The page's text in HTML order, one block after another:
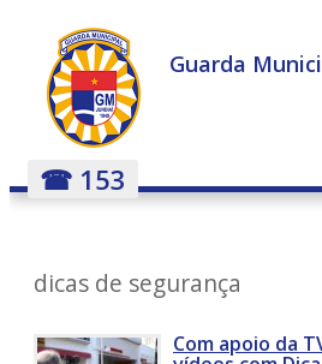
Guarda
☎ 153
dicas de segurança
Com apoio da